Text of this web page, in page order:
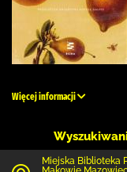
Więcej informacji
Miejska Biblioteka